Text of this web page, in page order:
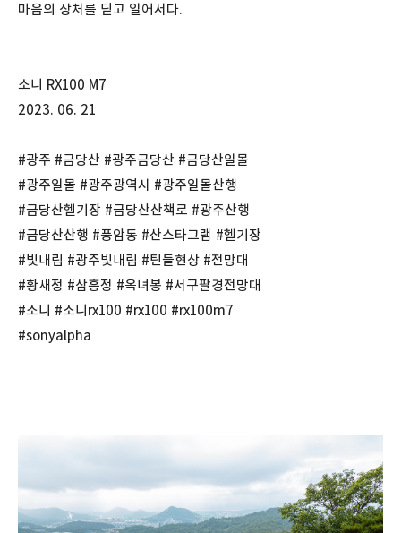
마음의 상처를 딛고 일어서다.
소니 RX100 M7
2023. 06. 21
#광주 #금당산 #광주금당산 #금당산일몰
#광주일몰 #광주광역시 #광주일몰산행
#금당산헬기장 #금당산산책로 #광주산행
#금당산산행 #풍암동 #산스타그램 #헬기장
#빛내림 #광주빛내림 #틴들현상 #전망대
#황새정 #삼흥정 #옥녀봉 #서구팔경전망대
#소니 #소니rx100 #rx100 #rx100m7
#sonyalpha